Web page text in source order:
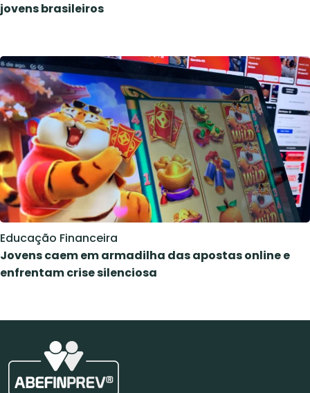
jovens brasileiros
Educação Financeira
Jovens caem em armadilha das apostas online e
enfrentam crise silenciosa